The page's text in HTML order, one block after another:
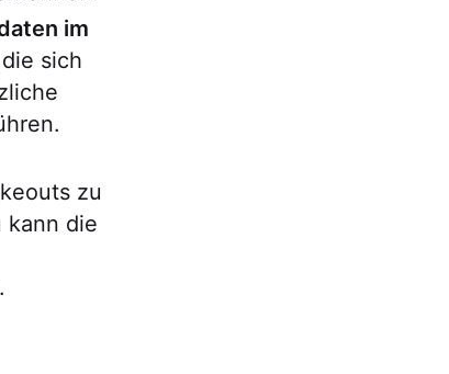
im
sich
zu
kann die